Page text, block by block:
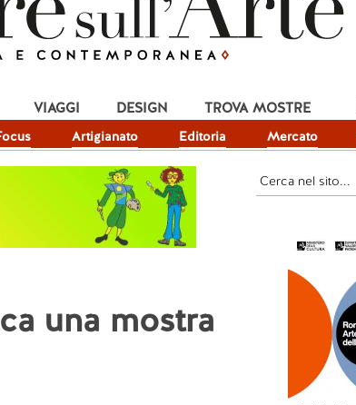
Artigianato Editoria Mercato
VIAGGI DESIGN TROVA MOSTRE
una mostra